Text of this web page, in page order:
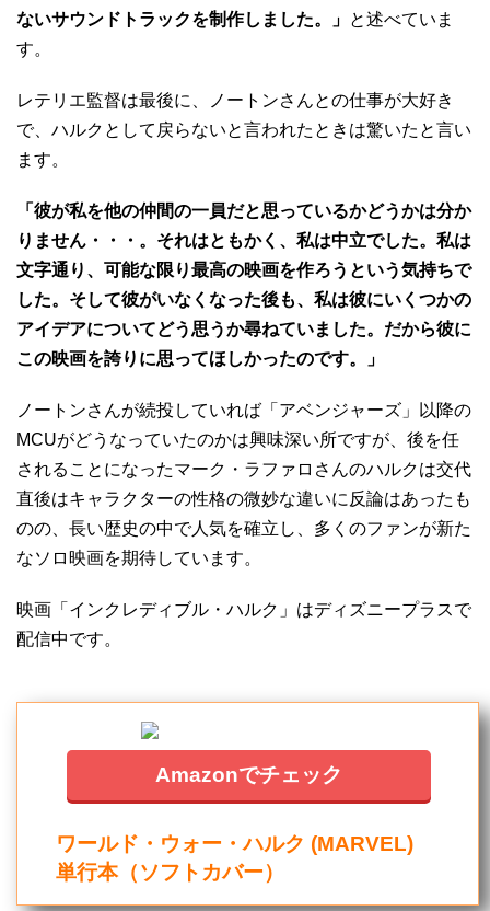
ないサウンドトラックを制作しました。」
と述べていま
す。
レテリエ監督は最後に、ノートンさんとの仕事が大好き
で、ハルクとして戻らないと言われたときは驚いたと言い
ます。
「彼が私を他の仲間の一員だと思っているかどうかは分か
りません・・・。それはともかく、私は中立でした。私は
文字通り、可能な限り最高の映画を作ろうという気持ちで
した。そして彼がいなくなった後も、私は彼にいくつかの
アイデアについてどう思うか尋ねていました。だから彼に
この映画を誇りに思ってほしかったのです。」
ノートンさんが続投していれば「アベンジャーズ」以降の
MCUがどうなっていたのかは興味深い所ですが、後を任
されることになったマーク・ラファロさんのハルクは交代
直後はキャラクターの性格の微妙な違いに反論はあったも
のの、長い歴史の中で人気を確立し、多くのファンが新た
なソロ映画を期待しています。
映画「インクレディブル・ハルク」はディズニープラスで
配信中です。
Amazonでチェック
ワールド・ウォー・ハルク (MARVEL)
単行本（ソフトカバー）